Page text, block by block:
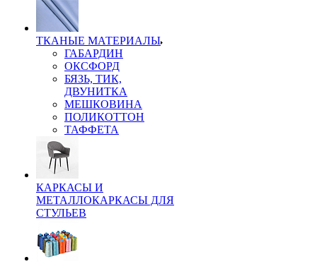
ТКАНЫЕ МАТЕРИАЛЫ
ГАБАРДИН
ОКСФОРД
БЯЗЬ, ТИК,
ДВУНИТКА
МЕШКОВИНА
ПОЛИКОТТОН
ТАФФЕТА
КАРКАСЫ И
МЕТАЛЛОКАРКАСЫ ДЛЯ
СТУЛЬЕВ